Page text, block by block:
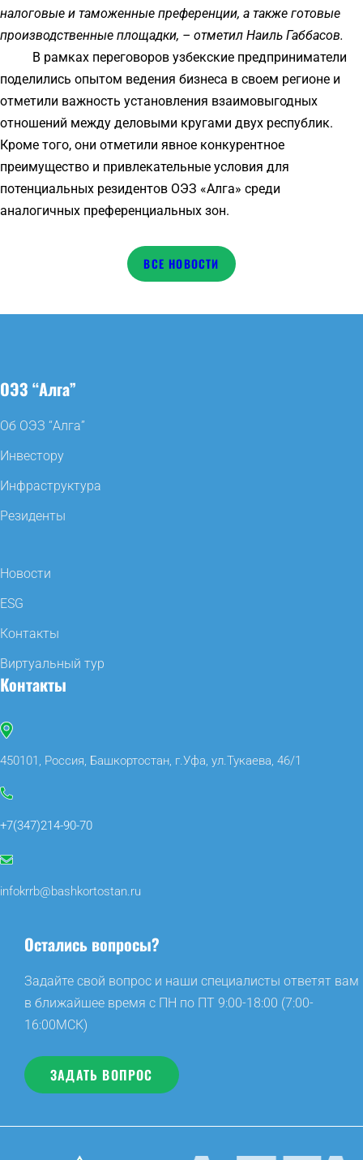
налоговые и таможенные преференции, а также готовые
производственные площадки, – отметил Наиль Габбасов.
В рамках переговоров узбекские предприниматели
поделились опытом ведения бизнеса в своем регионе и
отметили важность установления взаимовыгодных
отношений между деловыми кругами двух республик.
Кроме того, они отметили явное конкурентное
преимущество и привлекательные условия для
потенциальных резидентов ОЭЗ «Алга» среди
аналогичных преференциальных зон.
НОВОСТИ
ОЭЗ “Алга”
Об ОЭЗ “Алга”
Инвестору
Инфраструктура
Резиденты
Новости
ESG
Контакты
Виртуальный тур
Контакты
450101, Россия, Башкортостан, г.Уфа, ул.Тукаева, 46/1
+7(347)214-90-70
infokrrb@bashkortostan.ru
Остались вопросы?
Задайте свой вопрос и наши специалисты ответят вам
в ближайшее время с ПН по ПТ 9:00-18:00 (7:00-
16:00МСК)
ЗАДАТЬ ВОПРОС